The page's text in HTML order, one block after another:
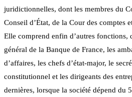
juridictionnelles, dont les membres du
Conseil d’État, de la Cour des comptes
Elle comprend enfin d’autres fonctions,
général de la Banque de France, les
d’affaires, les chefs d’état-major, le
constitutionnel et les dirigeants des
dernières, lorsque la société dépend du